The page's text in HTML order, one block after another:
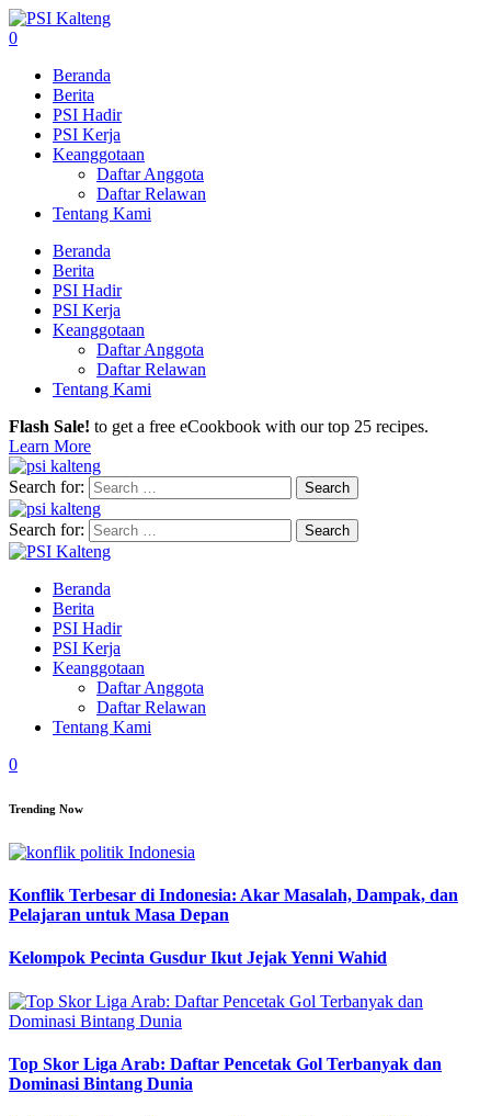
0
Beranda
Berita
PSI Hadir
PSI Kerja
Keanggotaan
Daftar Anggota
Daftar Relawan
Tentang Kami
Beranda
Berita
PSI Hadir
PSI Kerja
Keanggotaan
Daftar Anggota
Daftar Relawan
Tentang Kami
Flash Sale! to get a free eCookbook with our top 25 recipes.
Learn More
Search for:
Search for:
Beranda
Berita
PSI Hadir
PSI Kerja
Keanggotaan
Daftar Anggota
Daftar Relawan
Tentang Kami
0
Trending Now
Konflik Terbesar di Indonesia: Akar Masalah, Dampak, dan
Pelajaran untuk Masa Depan
Kelompok Pecinta Gusdur Ikut Jejak Yenni Wahid
Top Skor Liga Arab: Daftar Pencetak Gol Terbanyak dan
Dominasi Bintang Dunia